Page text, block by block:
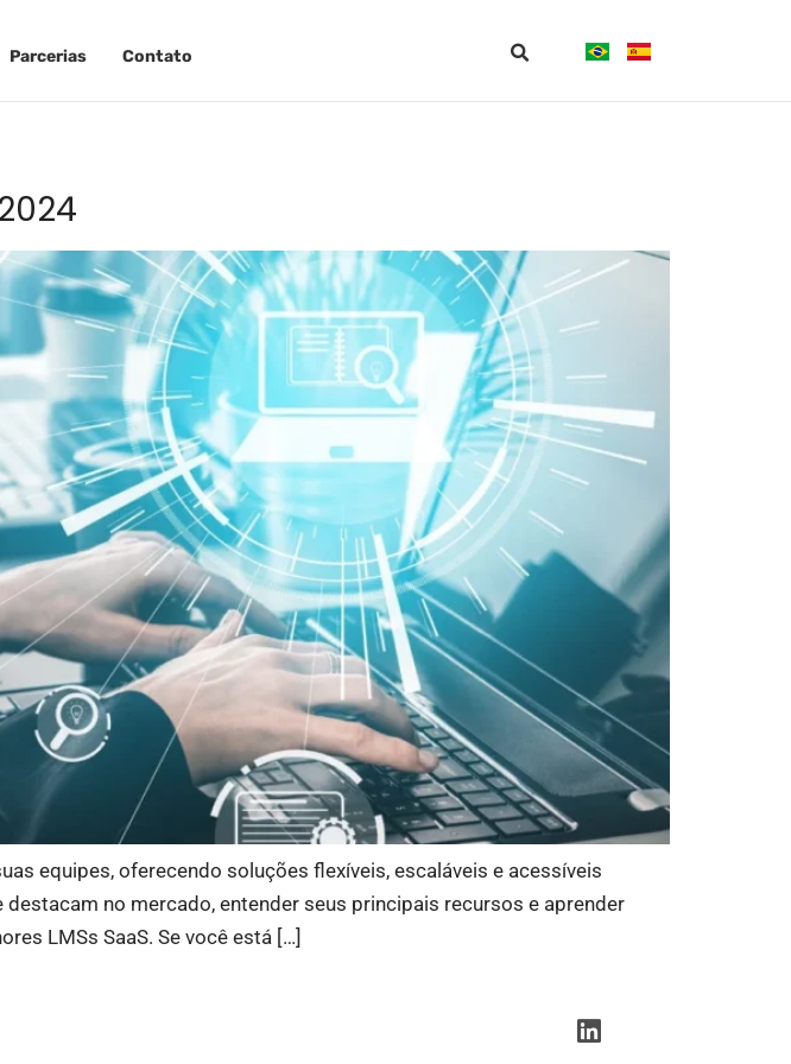
Parcerias Contato
equipes, oferecendo soluções flexíveis, escaláveis e acessíveis
no mercado, entender seus principais recursos e aprender
LMSs SaaS. Se você está […]